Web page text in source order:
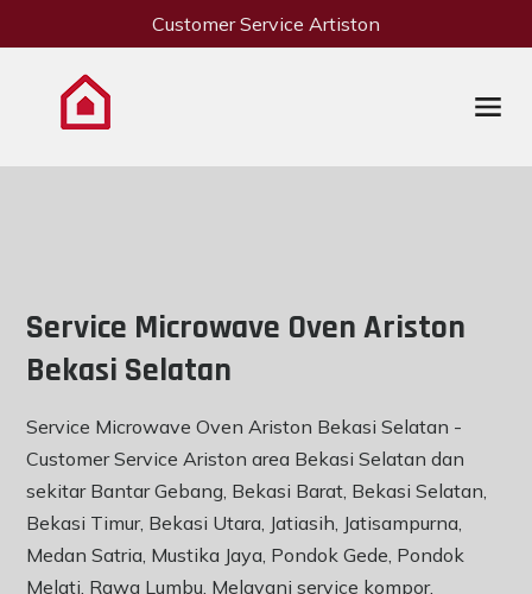
Customer Service Artiston
Service Microwave Oven Ariston
Bekasi Selatan
Service Microwave Oven Ariston Bekasi Selatan -
Customer Service Ariston area Bekasi Selatan dan
sekitar Bantar Gebang, Bekasi Barat, Bekasi Selatan,
Bekasi Timur, Bekasi Utara, Jatiasih, Jatisampurna,
Medan Satria, Mustika Jaya, Pondok Gede, Pondok
Melati, Rawa Lumbu. Melayani service kompor,